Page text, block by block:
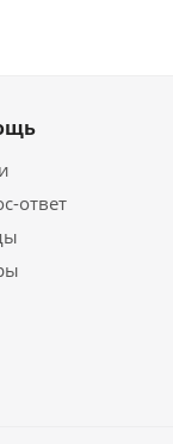
ответ